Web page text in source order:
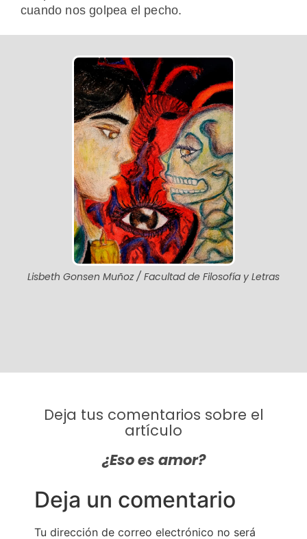
Lisbeth Gonsen Muñoz / Facultad de Filosofía y Letras
cuando nos golpea el pecho.
Deja tus comentarios sobre el
artículo
¿Eso es amor?
Deja un comentario
Tu dirección de correo electrónico no será